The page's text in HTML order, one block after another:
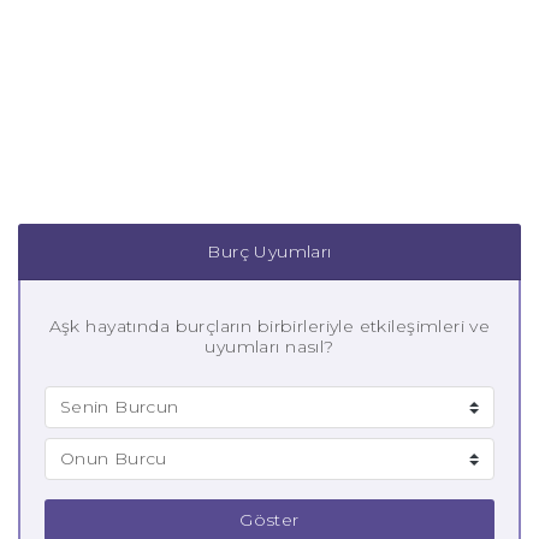
Burç Uyumları
Aşk hayatında burçların birbirleriyle etkileşimleri ve
uyumları nasıl?
Göster